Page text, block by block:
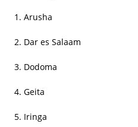
Arusha
Dar es Salaam
Dodoma
Geita
Iringa